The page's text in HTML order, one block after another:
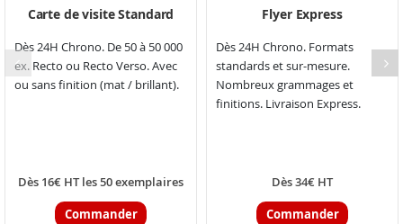
Carte de visite Standard
Dès 24H Chrono. De 50 à 50 000
ex. Recto ou Recto Verso. Avec
ou sans finition (mat / brillant).
Dès 16€ HT les 50 exemplaires
Commander
Flyer Express
Dès 24H Chrono. Formats
standards et sur-mesure.
Nombreux grammages et
finitions. Livraison Express.
Dès 34€ HT
Commander